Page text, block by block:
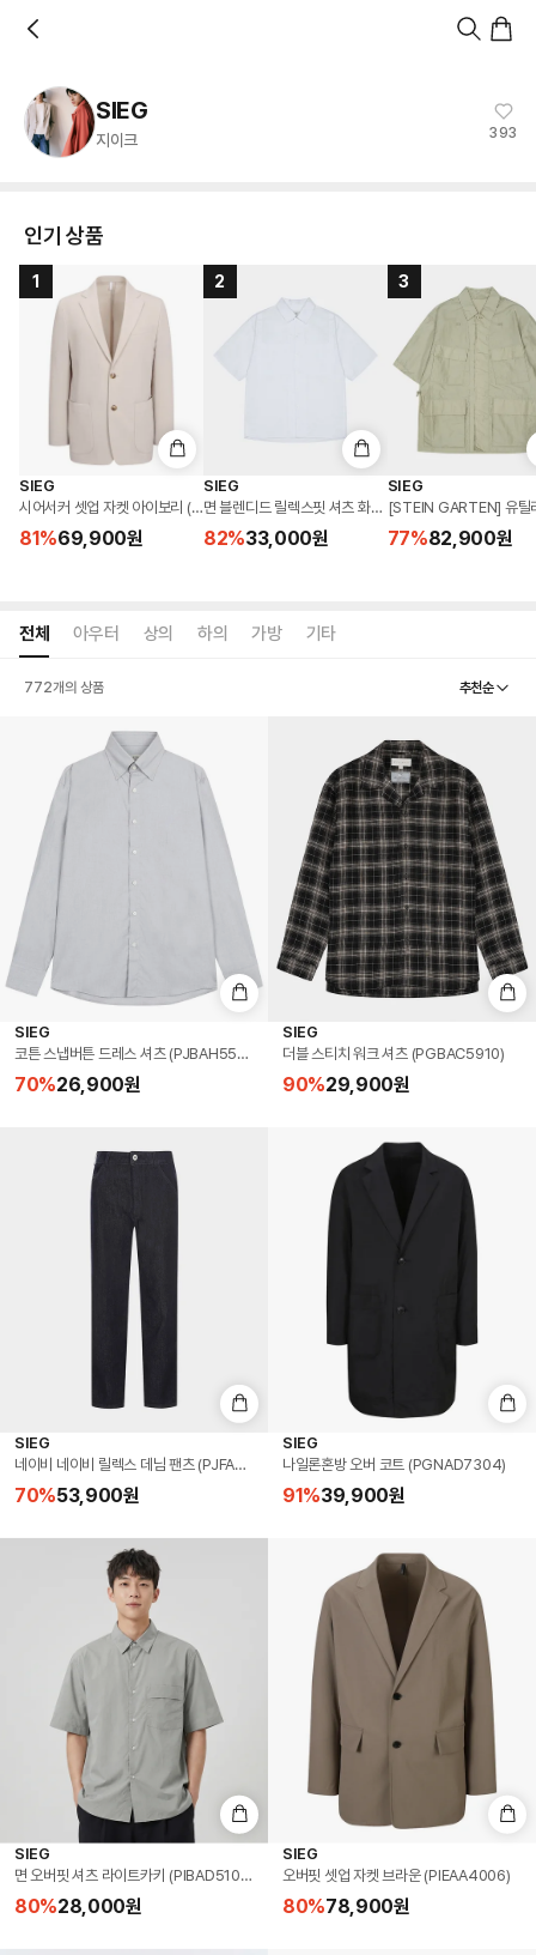
앱 열기
SIEG
지이크 393
인기 상품
1
SIEG
시어서커 셋업 자켓 아이보리 (PIEAD4030)
81 %69,900원
2
SIEG
면 블렌디드 릴렉스핏 셔츠 화이트 (PIBAD5021)
82%33,000원
3
SIEG
[STEIN GARTEN] 유틸
77%82,900원
전체 아우터 상의 하의 가방 기타
772개의 상품 추천순
SIEG
코튼 스냅버튼 드레스 셔츠 (PJBAH5507)
70%26,900원
SIEG
더블 스티치 워크 셔츠 (PGBAC5910)
90%29,900원
SIEG
네이비 네이비 릴렉스 데님 팬츠 (PJFAH4207)
70%53,900원
SIEG
나일론혼방 오버 코트 (PGNAD7304)
91%39,900원
SIEG
면 오버핏 셔츠 라이트카키 (PIBAD5102)
80%28,000원
SIEG
오버핏 셋업 자켓 브라운 (PIEAA4006)
80%78,900원